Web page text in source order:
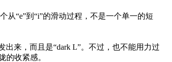
从“e”到“i”的滑动过程，不是一个单一的短
出来，而且是“dark L”。不过，也不能用力过
的收紧感。